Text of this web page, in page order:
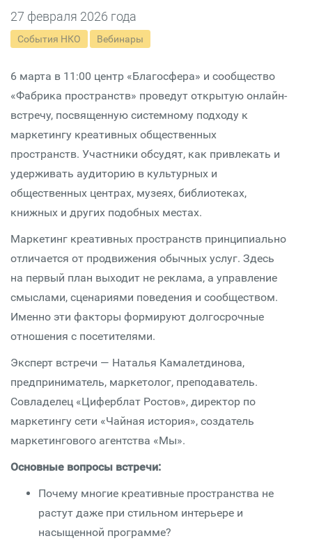
27 февраля 2026 года
События НКО Вебинары
6 марта в 11:00 центр «Благосфера» и сообщество
«Фабрика пространств» проведут открытую онлайн-
встречу, посвященную системному подходу к
маркетингу креативных общественных
пространств. Участники обсудят, как привлекать и
удерживать аудиторию в культурных и
общественных центрах, музеях, библиотеках,
книжных и других подобных местах.
Маркетинг креативных пространств принципиально
отличается от продвижения обычных услуг. Здесь
на первый план выходит не реклама, а управление
смыслами, сценариями поведения и сообществом.
Именно эти факторы формируют долгосрочные
отношения с посетителями.
Эксперт встречи — Наталья Камалетдинова,
предприниматель, маркетолог, преподаватель.
Совладелец «Циферблат Ростов», директор по
маркетингу сети «Чайная история», создатель
маркетингового агентства «Мы».
Основные вопросы встречи:
Почему многие креативные пространства не
растут даже при стильном интерьере и
насыщенной программе?